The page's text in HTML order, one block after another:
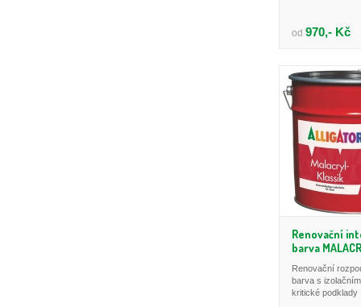
od 970,- Kč
Renovační
barva
Renovační
barva s
kritické podklady